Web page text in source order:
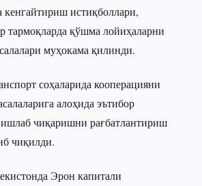
кенгайтириш истиқболлари,
тармоқларда қўшма лойиҳаларни
муҳокама қилинди.
соҳаларида кооперацияни
алоҳида эътибор
чиқаришни рағбатлантириш
чиқилди.
Эрон капитали